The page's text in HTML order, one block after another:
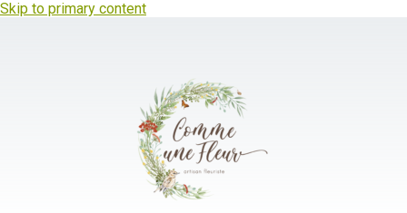
Skip to primary content